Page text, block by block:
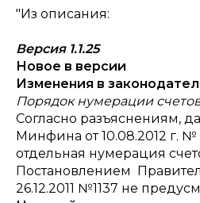
"Из описания:
Версия 1.1.25
Новое в версии
Изменения в
Порядок нумерации
Согласно разъяснениям,
Минфина от 10.08.2012 г. №
отдельная нумерация
Постановлением
26.12.2011 №1137 не